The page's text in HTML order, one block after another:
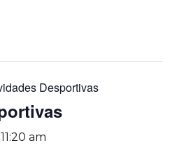
Desportivas
11:20 am